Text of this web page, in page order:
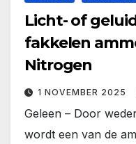
Licht- of
fakkelen
Nitrogen
1 NOVEMBER 2025
Geleen – Door
wordt een van de